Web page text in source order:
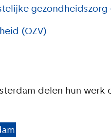
gezondheidszorg
(OZV)
delen hun werk